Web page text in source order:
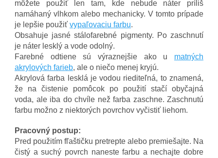
môžete použiť len tam, kde nebude náter príliš
namáhaný vlhkom alebo mechanicky. V tomto prípade
je lepšie použiť vypaľovaciu farbu.
Obsahuje jasné stálofarebné pigmenty. Po zaschnutí
je náter lesklý a vode odolný.
Farebné odtiene sú výraznejšie ako u matných
akrylových farieb, ale o niečo menej kryjú.
Akrylová farba lesklá je vodou riediteľná, to znamená,
že na čistenie pomôcok po použití stačí obyčajná
voda, ale iba do chvíle než farba zaschne. Zaschnutú
farbu možno z niektorých povrchov vyčistiť liehom.
Pracovný postup:
Pred použitím fľaštičku pretrepte alebo premiešajte. Na
čistý a suchý povrch naneste farbu a nechajte dobre